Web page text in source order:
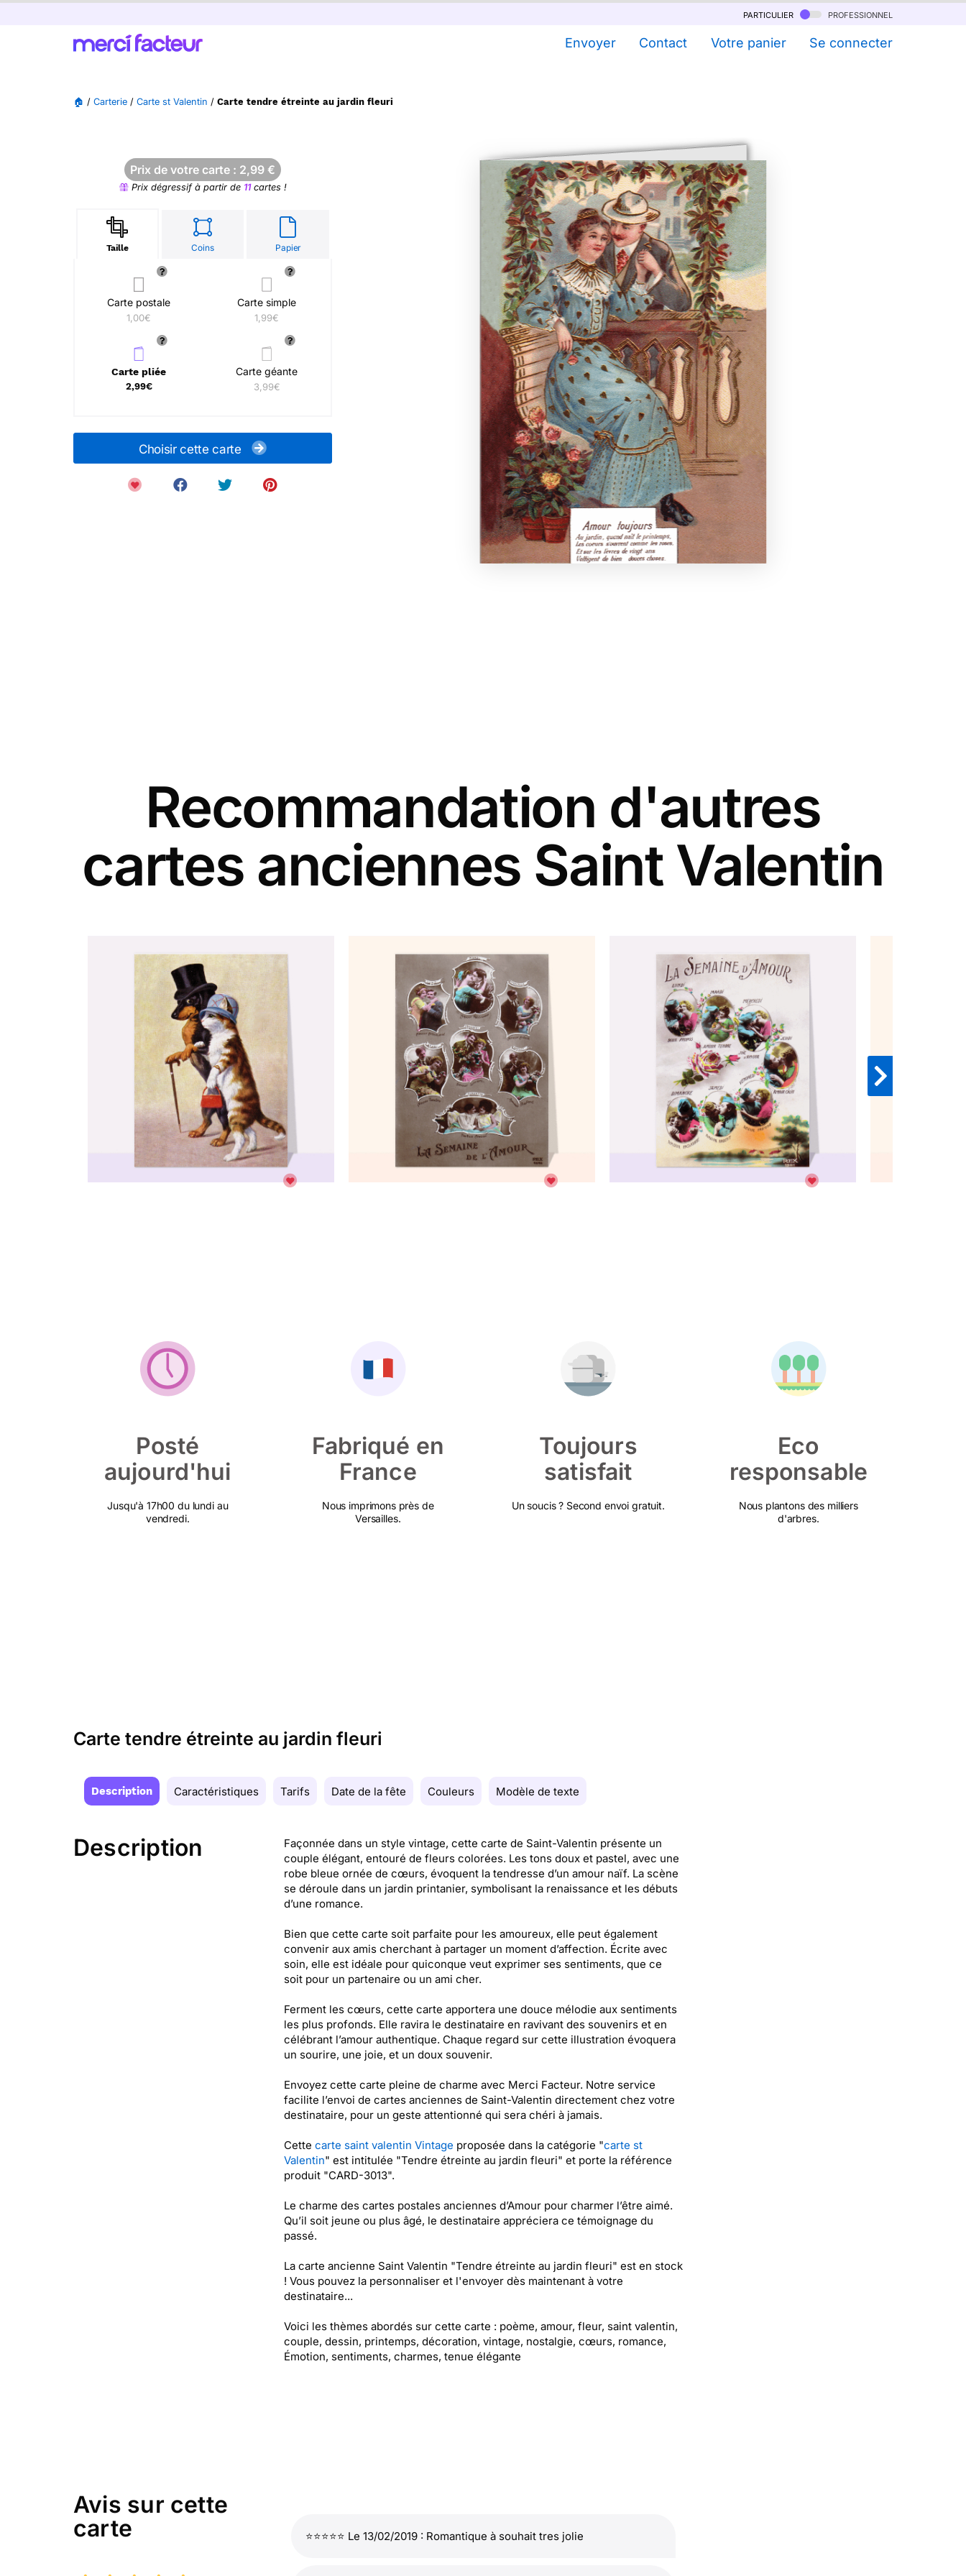
particulier professionnel
Envoyer Contact Votre panier Se connecter
🏠 / Carterie / Carte st Valentin / Carte tendre étreinte au jardin fleuri
Prix de votre carte : 2,99 €
Prix dégressif à partir de 11cartes !
Taille Coins Papier
Carte postale
1,00€
Carte simple
1,99€
Carte pliée
2,99€
Carte géante
3,99€
Choisir cette carte
Recommandation d'autres
cartes anciennes Saint Valentin
Posté
aujourd'hui
Jusqu'à 17h00 du lundi au
vendredi.
Fabriqué en
France
Nous imprimons près de
Versailles.
Toujours
satisfait
Un soucis ? Second envoi gratuit.
Eco
responsable
Nous plantons des milliers
d'arbres.
Carte tendre étreinte au jardin fleuri
Description Caractéristiques Tarifs Date de la fête Couleurs Modèle de texte
Description
Façonnée dans un style vintage, cette carte de Saint-Valentin présente un
couple élégant, entouré de fleurs colorées. Les tons doux et pastel, avec une
robe bleue ornée de cœurs, évoquent la tendresse d’un amour naïf. La scène
se déroule dans un jardin printanier, symbolisant la renaissance et les débuts
d’une romance.
Bien que cette carte soit parfaite pour les amoureux, elle peut également
convenir aux amis cherchant à partager un moment d’affection. Écrite avec
soin, elle est idéale pour quiconque veut exprimer ses sentiments, que ce
soit pour un partenaire ou un ami cher.
Ferment les cœurs, cette carte apportera une douce mélodie aux sentiments
les plus profonds. Elle ravira le destinataire en ravivant des souvenirs et en
célébrant l’amour authentique. Chaque regard sur cette illustration évoquera
un sourire, une joie, et un doux souvenir.
Envoyez cette carte pleine de charme avec Merci Facteur. Notre service
facilite l’envoi de cartes anciennes de Saint-Valentin directement chez votre
destinataire, pour un geste attentionné qui sera chéri à jamais.
Cette carte saint valentin Vintage proposée dans la catégorie "carte st
Valentin" est intitulée "Tendre étreinte au jardin fleuri" et porte la référence
produit "CARD-3013".
Le charme des cartes postales anciennes d’Amour pour charmer l’être aimé.
Qu’il soit jeune ou plus âgé, le destinataire appréciera ce témoignage du
passé.
La carte ancienne Saint Valentin "Tendre étreinte au jardin fleuri" est en stock
! Vous pouvez la personnaliser et l'envoyer dès maintenant à votre
destinataire...
Voici les thèmes abordés sur cette carte : poème, amour, fleur, saint valentin,
couple, dessin, printemps, décoration, vintage, nostalgie, cœurs, romance,
Émotion, sentiments, charmes, tenue élégante
Avis sur cette
carte
⭐⭐⭐⭐⭐ Le 13/02/2019 : Romantique à souhait tres jolie